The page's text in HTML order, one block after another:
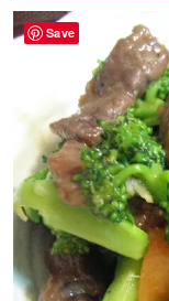
Save